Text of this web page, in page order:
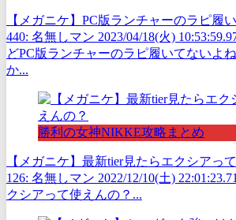
【メガニケ】PC版ランチャーのラピ履
440: 名無しマン 2023/04/18(火)
どPC版ランチャーのラピ履いてないよ
か...
勝利の女神NIKKE攻略まとめ
【メガニケ】最新tier見たらエクシアっ
126: 名無しマン 2022/12/10(土)
クシアって使えんの？...